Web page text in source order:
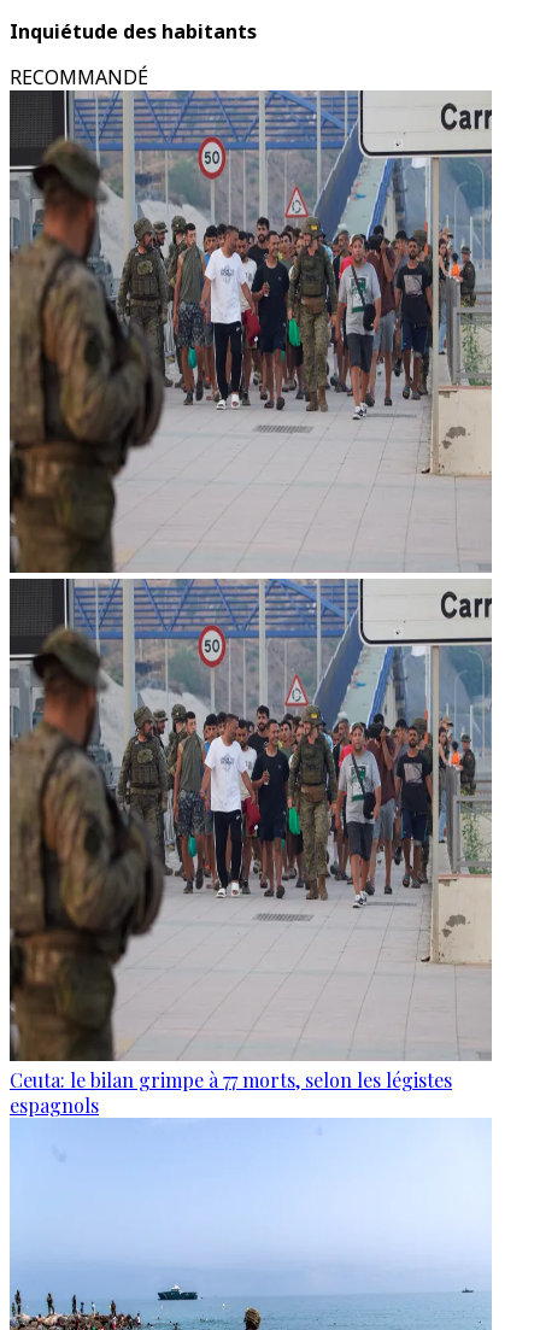
Inquiétude des habitants
RECOMMANDÉ
Ceuta: le bilan grimpe à 77 morts, selon les légistes
espagnols